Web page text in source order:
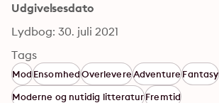
Udgivelsesdato
Lydbog: 30. juli 2021
Tags
ModEnsomhedOverlevereAdventureFantasy
Moderne og nutidig litteraturFremtid